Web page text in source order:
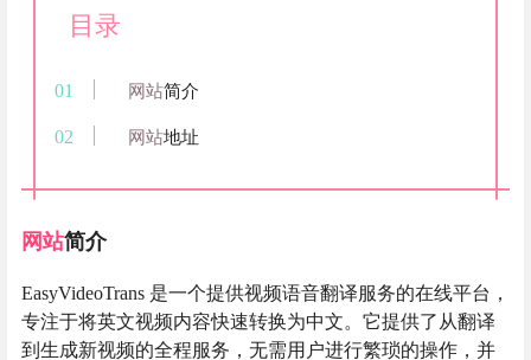
目录
网站简介
网站地址
网站简介
EasyVideoTrans 是一个提供视频语音翻译服务的在线平台，
专注于将英文视频内容快速转换为中文。它提供了从翻译
到生成新视频的全程服务，无需用户进行繁琐的操作，并